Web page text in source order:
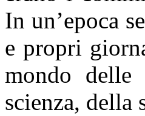
In un’epoca
e propri
mondo delle
scienza, della